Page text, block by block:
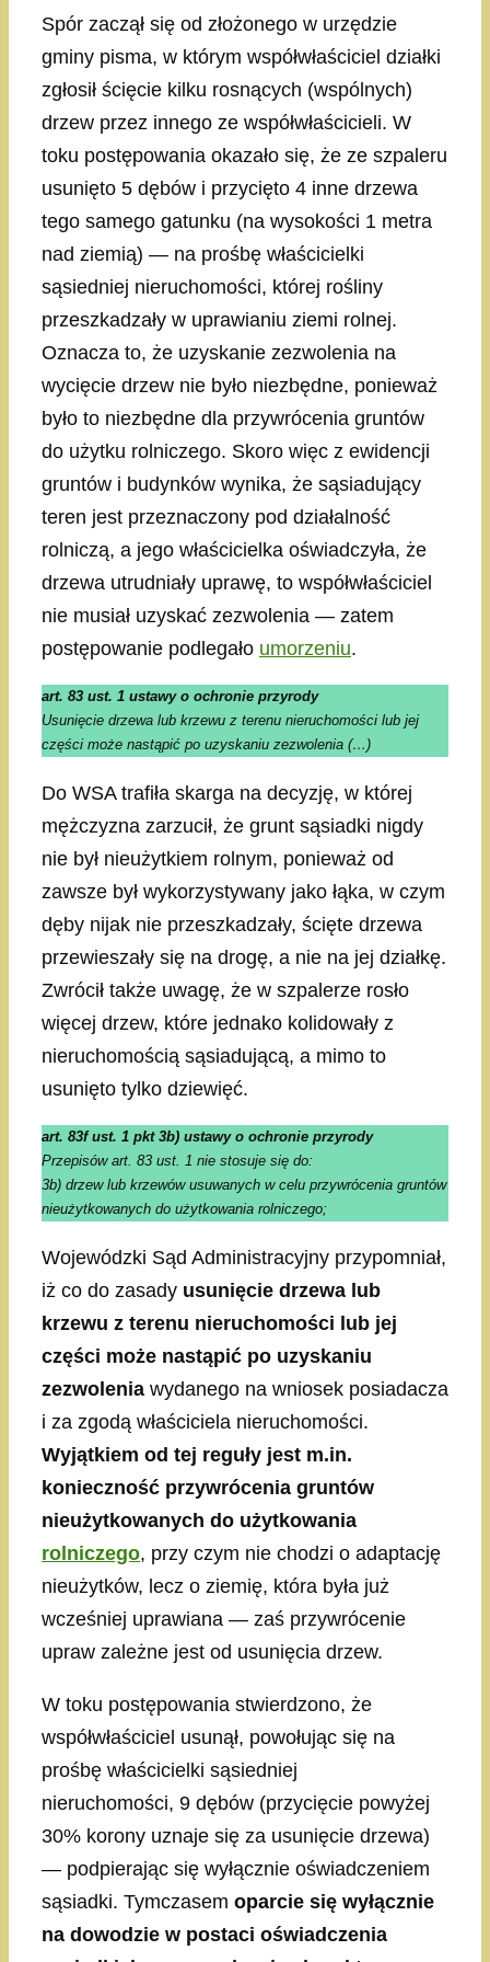
Spór zaczął się od złożonego w urzędzie
gminy pisma, w którym współwłaściciel działki
zgłosił ścięcie kilku rosnących (wspólnych)
drzew przez innego ze współwłaścicieli. W
toku postępowania okazało się, że ze szpaleru
usunięto 5 dębów i przycięto 4 inne drzewa
tego samego gatunku (na wysokości 1 metra
nad ziemią) — na prośbę właścicielki
sąsiedniej nieruchomości, której rośliny
przeszkadzały w uprawianiu ziemi rolnej.
Oznacza to, że uzyskanie zezwolenia na
wycięcie drzew nie było niezbędne, ponieważ
było to niezbędne dla przywrócenia gruntów
do użytku rolniczego. Skoro więc z ewidencji
gruntów i budynków wynika, że sąsiadujący
teren jest przeznaczony pod działalność
rolniczą, a jego właścicielka oświadczyła, że
drzewa utrudniały uprawę, to współwłaściciel
nie musiał uzyskać zezwolenia — zatem
postępowanie podlegało umorzeniu.
art. 83 ust. 1 ustawy o ochronie przyrody
Usunięcie drzewa lub krzewu z terenu nieruchomości lub jej
części może nastąpić po uzyskaniu zezwolenia (…)
Do WSA trafiła skarga na decyzję, w której
mężczyzna zarzucił, że grunt sąsiadki nigdy
nie był nieużytkiem rolnym, ponieważ od
zawsze był wykorzystywany jako łąka, w czym
dęby nijak nie przeszkadzały, ścięte drzewa
przewieszały się na drogę, a nie na jej działkę.
Zwrócił także uwagę, że w szpalerze rosło
więcej drzew, które jednako kolidowały z
nieruchomością sąsiadującą, a mimo to
usunięto tylko dziewięć.
art. 83f ust. 1 pkt 3b) ustawy o ochronie przyrody
Przepisów art. 83 ust. 1 nie stosuje się do:
3b) drzew lub krzewów usuwanych w celu przywrócenia gruntów
nieużytkowanych do użytkowania rolniczego;
Wojewódzki Sąd Administracyjny przypomniał,
iż co do zasady usunięcie drzewa lub
krzewu z terenu nieruchomości lub jej
części może nastąpić po uzyskaniu
zezwolenia wydanego na wniosek posiadacza
i za zgodą właściciela nieruchomości.
Wyjątkiem od tej reguły jest m.in.
konieczność przywrócenia gruntów
nieużytkowanych do użytkowania
rolniczego, przy czym nie chodzi o adaptację
nieużytków, lecz o ziemię, która była już
wcześniej uprawiana — zaś przywrócenie
upraw zależne jest od usunięcia drzew.
W toku postępowania stwierdzono, że
współwłaściciel usunął, powołując się na
prośbę właścicielki sąsiedniej
nieruchomości, 9 dębów (przycięcie powyżej
30% korony uznaje się za usunięcie drzewa)
— podpierając się wyłącznie oświadczeniem
sąsiadki. Tymczasem oparcie się wyłącznie
na dowodzie w postaci oświadczenia